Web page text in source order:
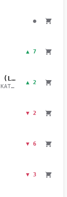
●
▲ 7
ΤΟ ΒΑΛΣ ΤΩΝ ΟΝΕΙΡΩΝ (LIVE)
ΜΠΑΚΟΥΛΗΣ ΔΗΜΗΤΡΗΣ & ΚΑΤΣΙΜΙΧΑ ΜΑΡΙΑΝΑ
▲ 2
▼ 2
▼ 6
▼ 3